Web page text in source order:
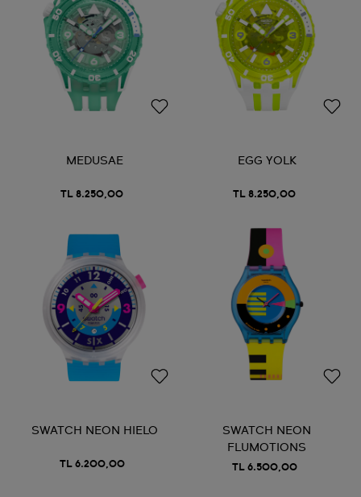
MEDUSAE
TL 8.250,00
EGG YOLK
TL 8.250,00
SWATCH NEON HIELO
TL 6.200,00
SWATCH NEON
FLUMOTIONS
TL 6.500,00